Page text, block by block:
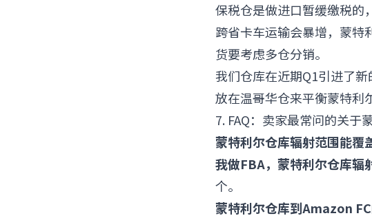
保税仓是做进口暂缓缴税的
跨省卡车运输会暴增，蒙特
货要考虑多仓分销。
我们仓库在近期Q1引进了
放在温哥华仓来平衡蒙特利
7. FAQ：卖家最常问的关于
蒙特利尔仓库辐射范围能覆
我做FBA，蒙特利尔仓库辐
个。
蒙特利尔仓库到Amazon FC